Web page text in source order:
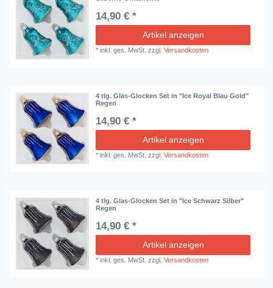
14,90 € *
Artikel anzeigen
*inkl. ges. MwSt. zzgl.Versandkosten
4 tlg. Glas-Glocken Set in "Ice Royal Blau Gold"
Regen
14,90 € *
Artikel anzeigen
*inkl. ges. MwSt. zzgl.Versandkosten
4 tlg. Glas-Glocken Set in "Ice Schwarz Silber"
Regen
14,90 € *
Artikel anzeigen
*inkl. ges. MwSt. zzgl.Versandkosten